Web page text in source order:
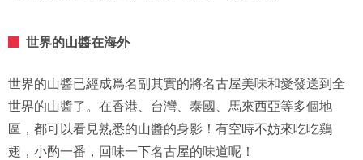
世界的山醬在海外
世界的山醬已經成爲名副其實的將名古屋美味和愛發送到全
世界的山醬了。在香港、台灣、泰國、馬來西亞等多個地
區，都可以看見熟悉的山醬的身影！有空時不妨來吃吃鷄
翅，小酌一番，回味一下名古屋的味道呢！